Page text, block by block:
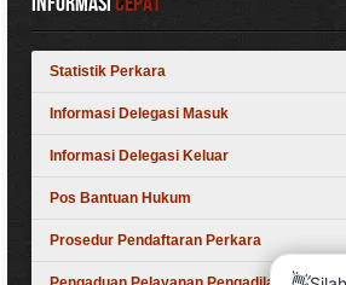
Statistik Perkara
Informasi Delegasi Masuk
Informasi Delegasi Keluar
Pos Bantuan Hukum
Prosedur Pendaftaran Perkara